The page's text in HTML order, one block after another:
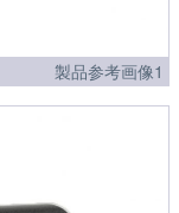
製品参考画像1